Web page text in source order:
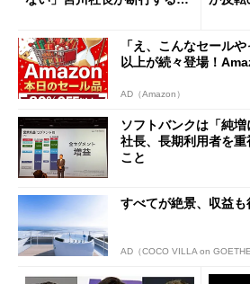
「え、こんなセール
以上が続々登場！
AD（Amazon）
ソフトバンクは「純増
社長、長期利用者を
こと
すべてが絶景、収益
AD（COCO VILLA on GOETHE